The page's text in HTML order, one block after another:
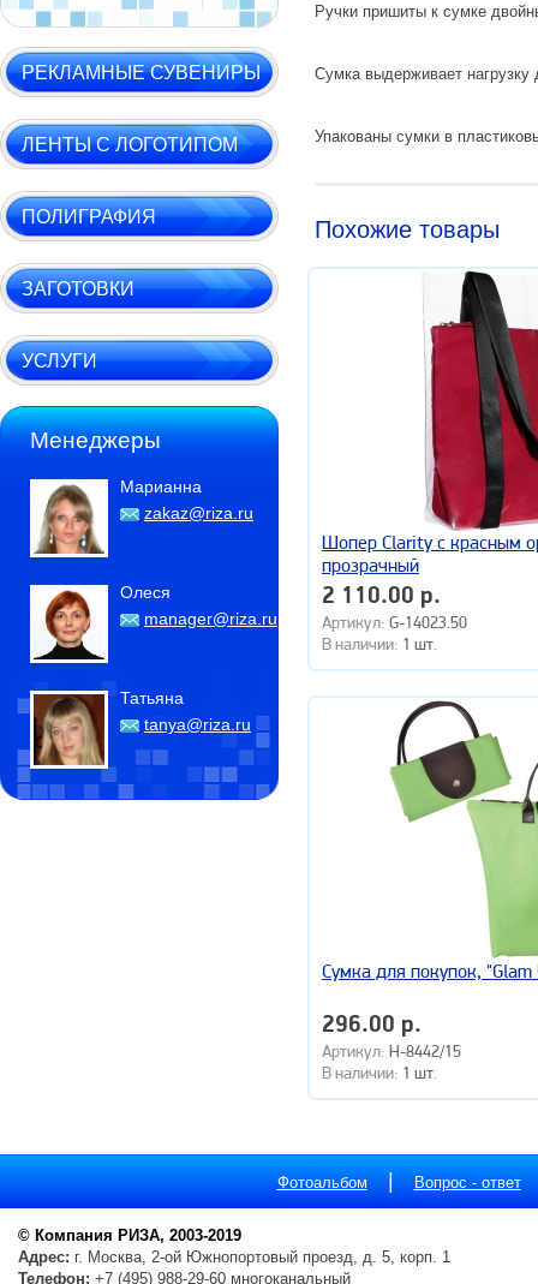
РЕКЛАМНЫЕ СУВЕНИРЫ
ЛЕНТЫ С ЛОГОТИПОМ
ПОЛИГРАФИЯ
ЗАГОТОВКИ
УСЛУГИ
Менеджеры
Марианна
zakaz@riza.ru
Олеся
manager@riza.ru
Татьяна
tanya@riza.ru
Ручки пришиты к сумке
Сумка выдерживает нагрузку
Упакованы сумки в
Похожие товары
Шопер Clarity с красным
прозрачный
2 110.00 р.
Артикул: G-14023.50
В наличии: 1 шт.
Сумка для покупок, "Glam
296.00 р.
Артикул: H-8442/15
В наличии: 1 шт.
Фотоальбом | Вопрос - ответ
© Компания РИЗА, 2003-2019
Адрес: г. Москва, 2-ой Южнопортовый проезд, д. 5, корп. 1
Телефон: +7 (495) 988-29-60 многоканальный